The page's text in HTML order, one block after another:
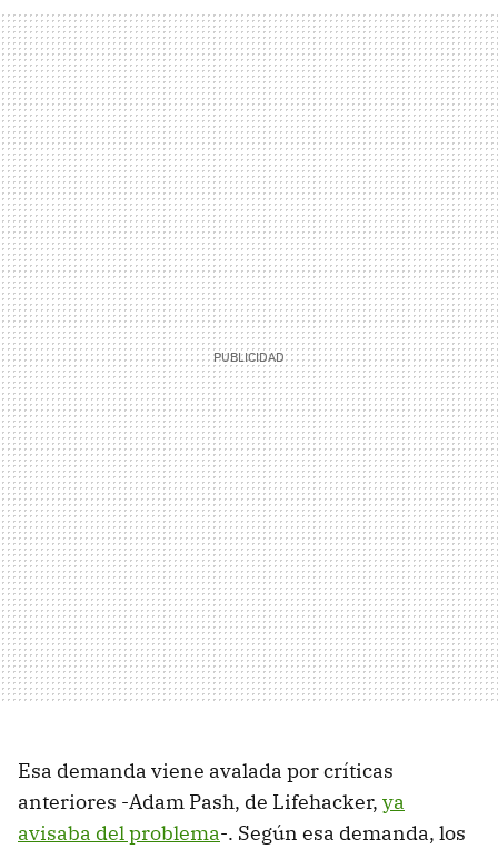
Esa demanda viene avalada por críticas
anteriores -Adam Pash, de Lifehacker, ya
avisaba del problema-. Según esa demanda, los